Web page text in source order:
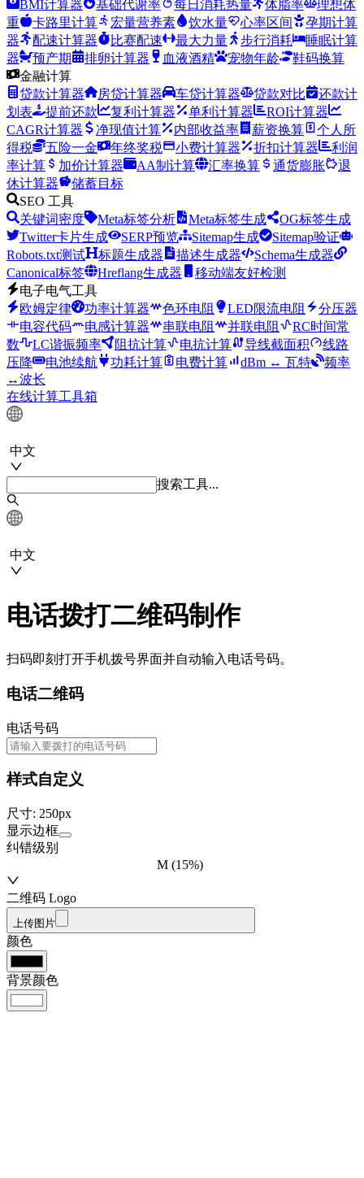
BMI计算器 基础代谢率 每日消耗热量 体脂率
理想体
重
卡路里计算 宏量营养素 饮水量 心率区间
孕期计算
器
配速计算器 比赛配速 最大力量 步行消耗
睡眠计算
器
预产期 排卵计算器 血液酒精 宠物年龄
鞋码换算
金融计算
贷款计算器
房贷计算器 车贷计算器 贷款对比
还款计
划表
提前还款 复利计算器 单利计算器
ROI计算器
CAGR计算器
净现值计算 内部收益率 薪资换算
个人所
得税
五险一金 年终奖税 小费计算器 折扣计算器
利润
率计算
加价计算器 AA制计算 汇率换算 通货膨胀
退
休计算器
储蓄目标
SEO 工具
关键词密度
Meta标签分析 Meta标签生成
OG标签生成
Twitter卡片生成
SERP预览 Sitemap生成
Sitemap验证
Robots.txt测试
标题生成器 描述生成器
Schema生成器
Canonical标签
Hreflang生成器
移动端友好检测
电子电气工具
欧姆定律
功率计算器 色环电阻 LED限流电阻
分压器
电容代码
电感计算器 串联电阻 并联电阻
RC时间常
数
LC谐振频率 阻抗计算 电抗计算 导线截面积
线路
压降
电池续航 功耗计算 电费计算 dBm ↔ 瓦特
频率
↔波长
在线计算工具箱
中文
搜索工具...
中文
电话拨打二维码制作
扫码即刻打开手机拨号界面并自动输入电话号码。
电话二维码
电话号码
样式自定义
尺寸: 250px
显示边框
纠错级别
M (15%)
二维码 Logo
上传图片
颜色
背景颜色